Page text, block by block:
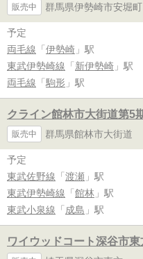
販売中 群馬県伊勢崎市安堀町
予定
両毛線 「 伊勢崎 」駅
東武伊勢崎線 「 新伊勢崎 」駅
両毛線 「 駒形 」駅
クライン館林市大街道第5
販売中 群馬県館林市大街道
予定
東武佐野線 「 渡瀬 」駅
東武伊勢崎線 「 館林 」駅
東武小泉線 「 成島 」駅
ワイウッドコート深谷市東